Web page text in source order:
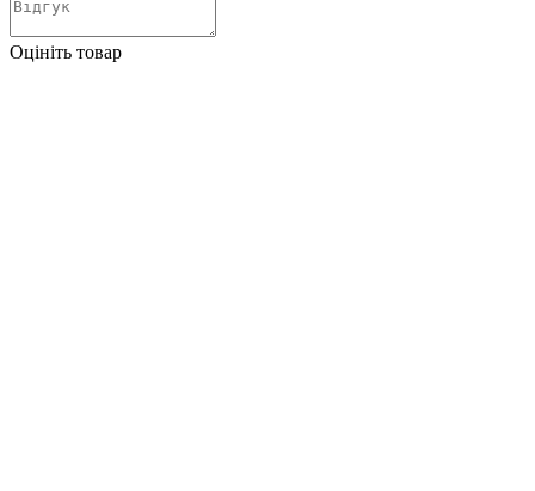
Оцініть товар